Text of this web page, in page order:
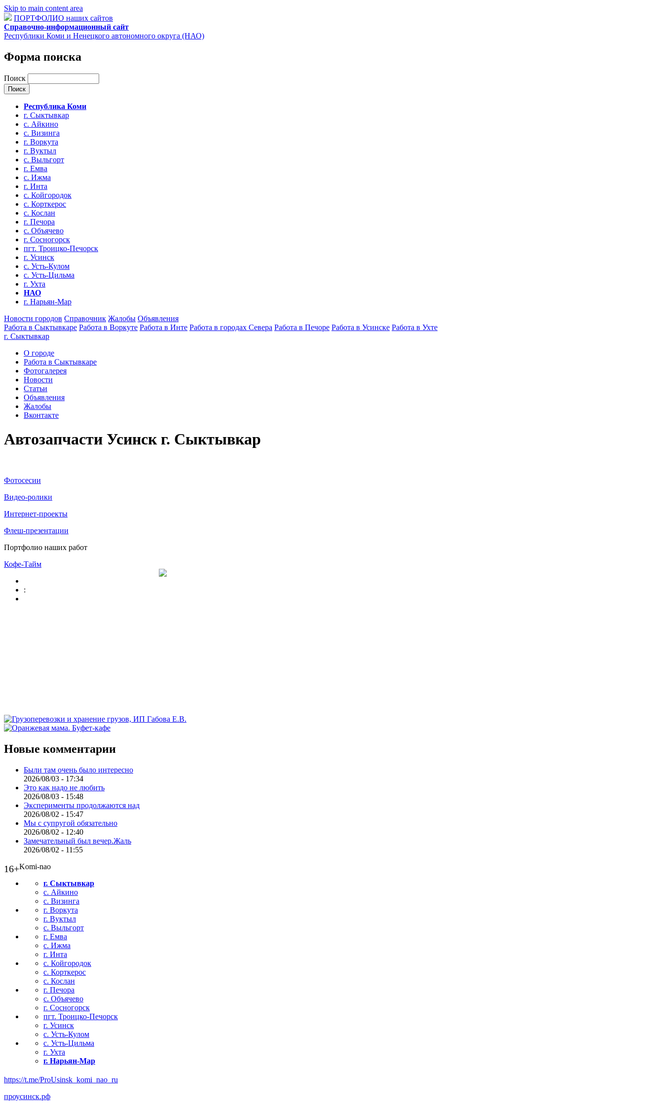
Skip to main content area
ПОРТФОЛИО наших сайтов
Справочно-информационный сайт
Республики Коми и Ненецкого автономного округа (НАО)
Форма поиска
Поиск
Республика Коми
г. Сыктывкар
с. Айкино
с. Визинга
г. Воркута
г. Вуктыл
с. Выльгорт
г. Емва
с. Ижма
г. Инта
с. Койгородок
с. Корткерос
с. Кослан
г. Печора
с. Объячево
г. Сосногорск
пгт. Троицко-Печорск
г. Усинск
с. Усть-Кулом
с. Усть-Цильма
г. Ухта
НАО
г. Нарьян-Мар
Новости городов Справочник Жалобы Объявления
Работа в Сыктывкаре Работа в Воркуте Работа в Инте Работа в городах Севера Работа в Печоре Работа в Усинске Работа в Ухте
г. Сыктывкар
О городе
Работа в Сыктывкаре
Фотогалерея
Новости
Статьи
Объявления
Жалобы
Вконтакте
Автозапчасти Усинск г. Сыктывкар
Фотосесии
Видео-ролики
Интернет-проекты
Флеш-презентации
Портфолио наших работ
Кофе-Тайм
:
Новые комментарии
Были там очень было интересно
2026/08/03 - 17:34
Это как надо не любить
2026/08/03 - 15:48
Эксперименты продолжаются над
2026/08/02 - 15:47
Мы с супругой обязательно
2026/08/02 - 12:40
Замечательный был вечер.Жаль
2026/08/02 - 11:55
16+Komi-nao
г. Сыктывкар
с. Айкино
с. Визинга
г. Воркута
г. Вуктыл
с. Выльгорт
г. Емва
с. Ижма
г. Инта
с. Койгородок
с. Корткерос
с. Кослан
г. Печора
с. Объячево
г. Сосногорск
пгт. Троицко-Печорск
г. Усинск
с. Усть-Кулом
с. Усть-Цильма
г. Ухта
г. Нарьян-Мар
https://t.me/ProUsinsk_komi_nao_ru
проусинск.рф